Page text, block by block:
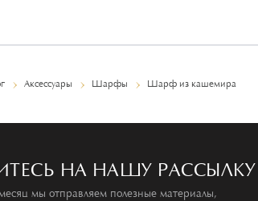
Аксессуары Шарфы Шарф из кашемира
НА НАШУ РАССЫЛКУ
мы отправляем полезные материалы,